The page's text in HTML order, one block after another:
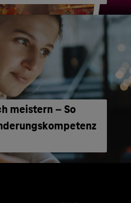
meistern – So